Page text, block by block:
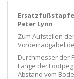
Peter Lynn
Zum Aufstellen
Vorderradgabel
Durchmesser der
Länge der
Abstand vom